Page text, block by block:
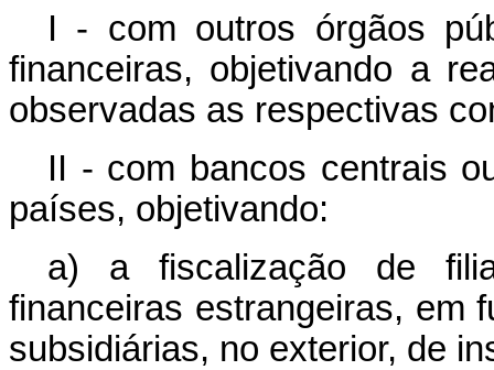
I - com outros órgãos
financeiras, objetivando a
observadas as respectivas
II - com bancos centrais
países, objetivando:
a)
a fiscalização de
financeiras estrangeiras, em
subsidiárias, no exterior, de